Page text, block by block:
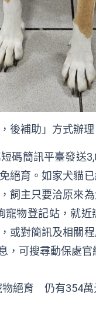
後補助」方式辦
碼簡訊平臺發送
絕育。如家犬貓
飼主只要洽原來
物登記站，就
或對簡訊及相關
，可搜尋動保處
物絕育 仍有354萬